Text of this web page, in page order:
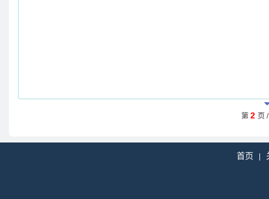
第 2 页
首页